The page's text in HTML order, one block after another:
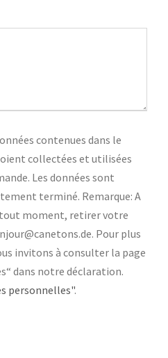
contenues dans le
collectées et utilisées
Les données sont
terminé. Remarque: A
tout moment, retirer votre
Pour plus
invitons à consulter la page
dans notre déclaration.
personnelles".